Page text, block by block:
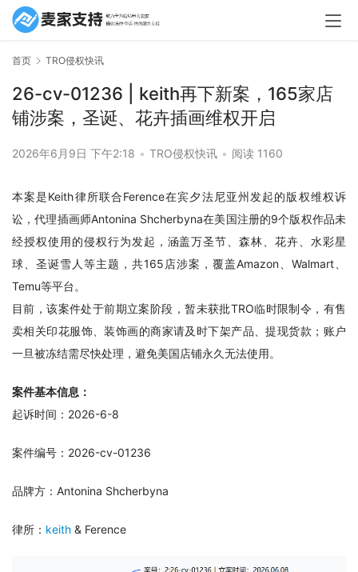
首页 TRO侵权快讯
26-cv-01236 | keith再下新案，165家店
铺涉案，圣诞、花卉插画维权开启
2026年6月9日 下午2:18 • TRO侵权快讯 • 阅读 1160
本案是Keith律所联合Ference在宾夕法尼亚州发起的版权维权诉
讼，代理插画师Antonina Shcherbyna在美国注册的9个版权作品未
经授权使用的侵权行为发起，涵盖万圣节、森林、花卉、水彩星
球、圣诞雪人等主题，共165店涉案，覆盖Amazon、Walmart、
Temu等平台。
目前，该案件处于前期立案阶段，暂未获批TRO临时限制令，有售
卖相关印花服饰、装饰画的商家请及时下架产品、提现货款；账户
一旦被冻结需尽快处理，避免美国店铺永久无法使用。
案件基本信息：
起诉时间：2026-6-8
案件编号：2026-cv-01236
品牌方：Antonina Shcherbyna
律所： keith & Ference